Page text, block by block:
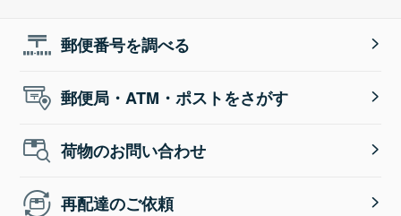
郵便番号を調べる
郵便局・ATM・ポストをさがす
荷物のお問い合わせ
再配達のご依頼